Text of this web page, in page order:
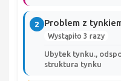
2 Problem z
Wystąpiło 3 razy
Ubytek tynku.,
struktura tynku